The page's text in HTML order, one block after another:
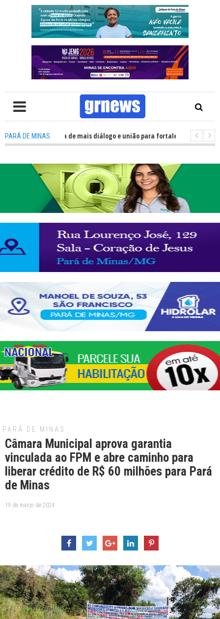
PARÁ DE MINAS
Política precisa de mais diálogo e união para fortalecer Minas e Pará
PARÁ DE MINAS
Câmara Municipal aprova garantia
vinculada ao FPM e abre caminho para
liberar crédito de R$ 60 milhões para Pará
de Minas
19 de março de 2024